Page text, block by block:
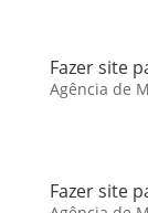
Fazer site
Agência de
Fazer site